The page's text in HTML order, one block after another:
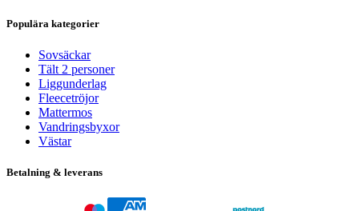
Populära kategorier
Sovsäckar
Tält 2 personer
Liggunderlag
Fleecetröjor
Mattermos
Vandringsbyxor
Västar
Betalning & leverans